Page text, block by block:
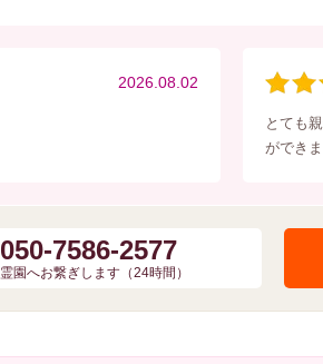
2026.08.02
とても
ができま
050-7586-2577
霊園へお繋ぎします（24時間）